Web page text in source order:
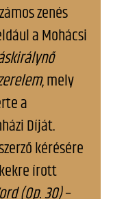
zenés
a Mohácsi
, mely
a
Díját.
kérésére
írott
(Op. 30)–